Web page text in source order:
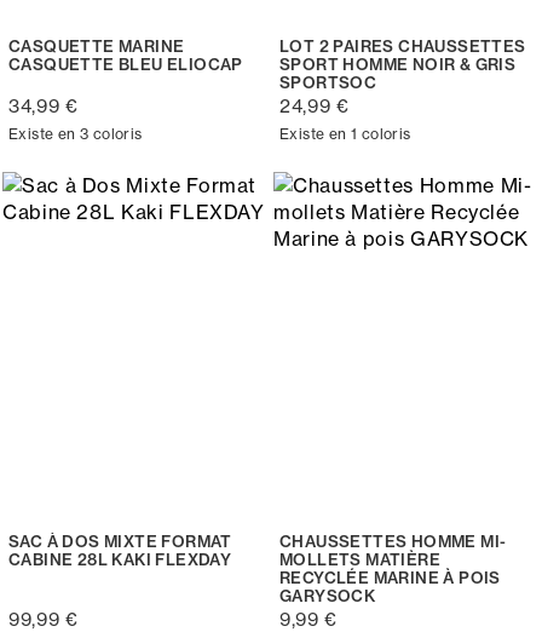
CASQUETTE MARINE
CASQUETTE BLEU ELIOCAP
34,99 €
Existe en 3 coloris
LOT 2 PAIRES CHAUSSETTES
SPORT HOMME NOIR & GRIS
SPORTSOC
24,99 €
Existe en 1 coloris
SAC À DOS MIXTE FORMAT
CABINE 28L KAKI FLEXDAY
99,99 €
CHAUSSETTES HOMME MI-
MOLLETS MATIÈRE
RECYCLÉE MARINE À POIS
GARYSOCK
9,99 €